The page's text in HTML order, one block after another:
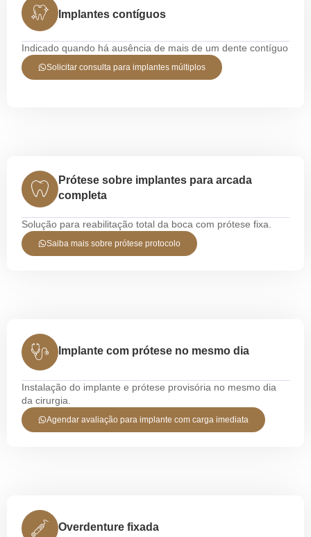
Implantes contíguos
Indicado quando há ausência de mais de um dente contíguo
Solicitar consulta para implantes múltiplos
Prótese sobre implantes para arcada
completa
Solução para reabilitação total da boca com prótese fixa.
Saiba mais sobre prótese protocolo
Implante com prótese no mesmo dia
Instalação do implante e prótese provisória no mesmo dia
da cirurgia.
Agendar avaliação para implante com carga imediata
Overdenture fixada